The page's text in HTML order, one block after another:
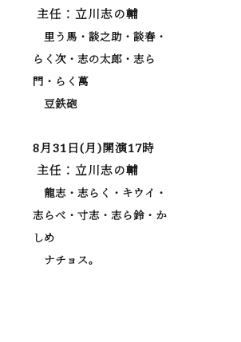
主任：立川志の輔
里う馬・談之助・談春・
らく次・志の太郎・志ら
門・らく萬
豆鉄砲
8月31日(月)開演17時
主任：立川志の輔
龍志・志らく・キウイ・
志らべ・寸志・志ら鈴・か
しめ
ナチョス。